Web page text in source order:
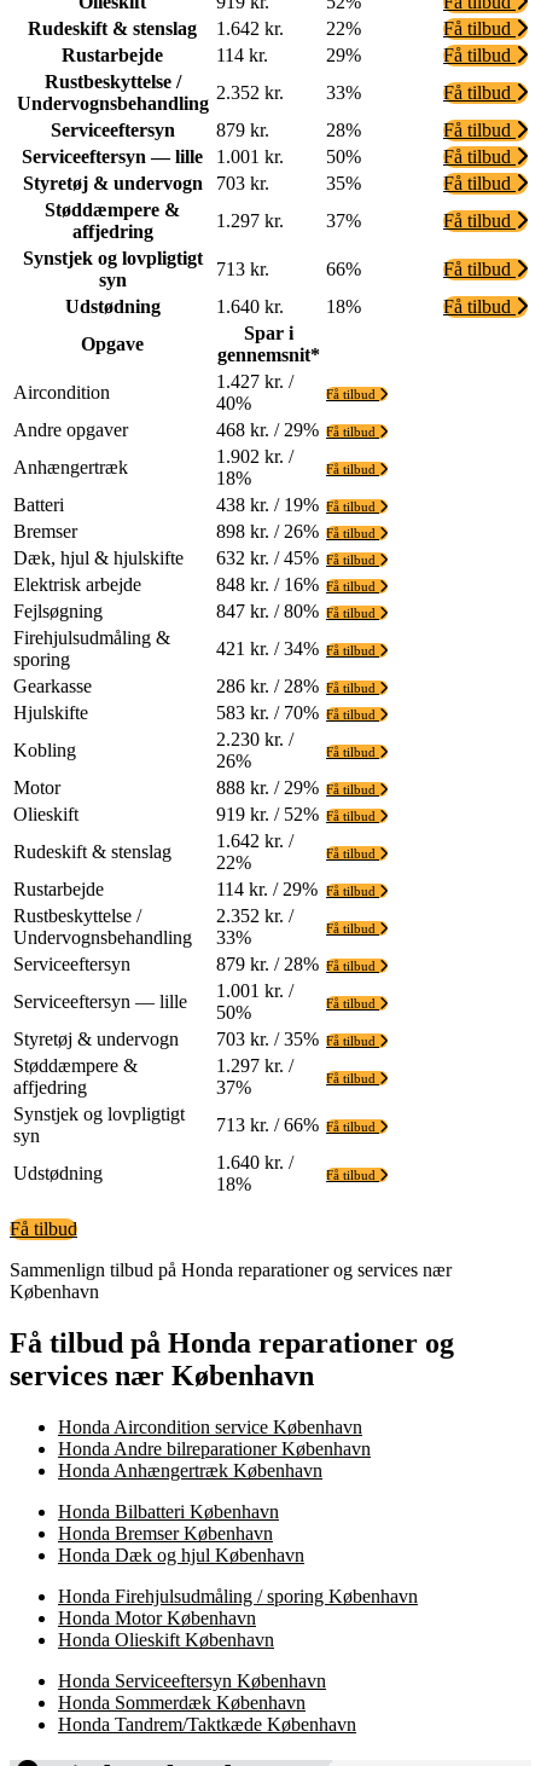
Rudeskift & stenslag
1.642 kr. 22%
Få tilbud
Rustarbejde
114 kr. 29%
Få tilbud
Rustbeskyttelse /
Undervognsbehandling
2.352 kr. 33%
Få tilbud
Serviceeftersyn
879 kr. 28%
Få tilbud
Serviceeftersyn — lille
1.001 kr. 50%
Få tilbud
Styretøj & undervogn
703 kr. 35%
Få tilbud
Støddæmpere &
affjedring
1.297 kr. 37%
Få tilbud
Synstjek og lovpligtigt
syn
713 kr. 66%
Få tilbud
Udstødning
1.640 kr. 18%
Få tilbud
Opgave
Spar i
gennemsnit*
Aircondition
1.427 kr. /
40%
Få tilbud
Andre opgaver 468 kr. / 29% Få tilbud
Anhængertræk
1.902 kr. /
18%
Få tilbud
Batteri 438 kr. / 19% Få tilbud
Bremser 898 kr. / 26% Få tilbud
Dæk, hjul & hjulskifte 632 kr. / 45% Få tilbud
Elektrisk arbejde 848 kr. / 16% Få tilbud
Fejlsøgning 847 kr. / 80% Få tilbud
Firehjulsudmåling &
sporing
421 kr. / 34% Få tilbud
Gearkasse 286 kr. / 28% Få tilbud
Hjulskifte 583 kr. / 70% Få tilbud
Kobling
2.230 kr. /
26%
Få tilbud
Motor 888 kr. / 29% Få tilbud
Olieskift 919 kr. / 52% Få tilbud
Rudeskift & stenslag
1.642 kr. /
22%
Få tilbud
Rustarbejde 114 kr. / 29% Få tilbud
Rustbeskyttelse /
Undervognsbehandling
2.352 kr. /
33%
Få tilbud
Serviceeftersyn 879 kr. / 28% Få tilbud
Serviceeftersyn — lille
1.001 kr. /
50%
Få tilbud
Styretøj & undervogn 703 kr. / 35% Få tilbud
Støddæmpere &
affjedring
1.297 kr. /
37%
Få tilbud
Synstjek og lovpligtigt
syn
713 kr. / 66% Få tilbud
Udstødning
1.640 kr. /
18%
Få tilbud
Få tilbud
Sammenlign tilbud på Honda reparationer og services nær
København
Få tilbud på Honda reparationer og
services nær København
Honda Aircondition service København
Honda Andre bilreparationer København
Honda Anhængertræk København
Honda Bilbatteri København
Honda Bremser København
Honda Dæk og hjul København
Honda Firehjulsudmåling / sporing København
Honda Motor København
Honda Olieskift København
Honda Serviceeftersyn København
Honda Sommerdæk København
Honda Tandrem/Taktkæde København